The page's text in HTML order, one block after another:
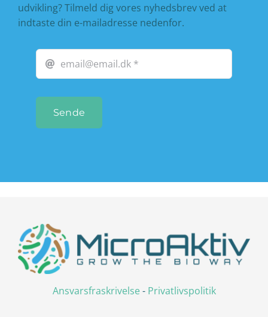
udvikling? Tilmeld dig vores nyhedsbrev ved at
indtaste din e-mailadresse nedenfor.
Sende
Ansvarsfraskrivelse- Privatlivspolitik